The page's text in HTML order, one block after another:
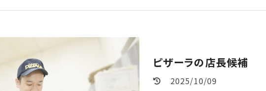
ピザーラの店長候補
2025/10/09